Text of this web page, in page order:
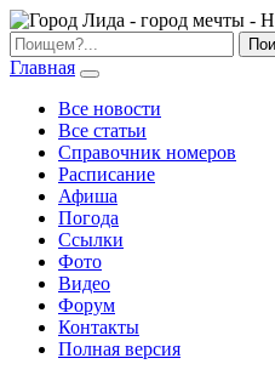
Главная
Все новости
Все статьи
Справочник номеров
Расписание
Афиша
Погода
Ссылки
Фото
Видео
Форум
Контакты
Полная версия